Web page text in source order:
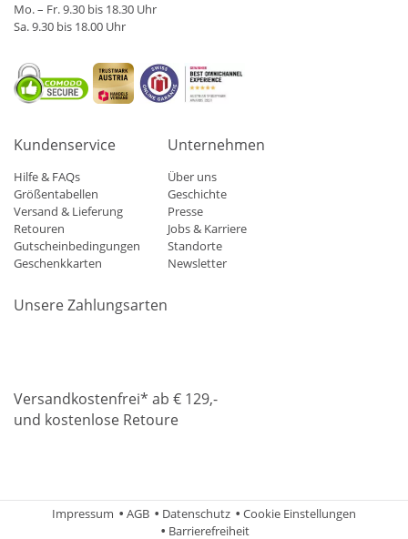
Mo. – Fr. 9.30 bis 18.30 Uhr
Sa. 9.30 bis 18.00 Uhr
Kundenservice
Hilfe & FAQs
Größentabellen
Versand & Lieferung
Retouren
Gutscheinbedingungen
Geschenkkarten
Unternehmen
Über uns
Geschichte
Presse
Jobs & Karriere
Standorte
Newsletter
Unsere Zahlungsarten
Versandkostenfrei* ab € 129,-
und kostenlose Retoure
Impressum AGB Datenschutz
Cookie Einstellungen
Barrierefreiheit